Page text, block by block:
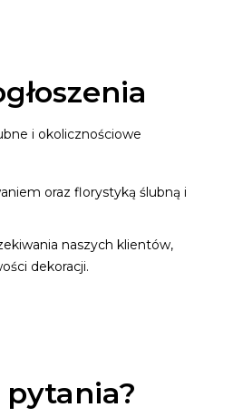
i okolicznościowe
oraz florystyką ślubną i
naszych klientów,
dekoracji.
pytania?